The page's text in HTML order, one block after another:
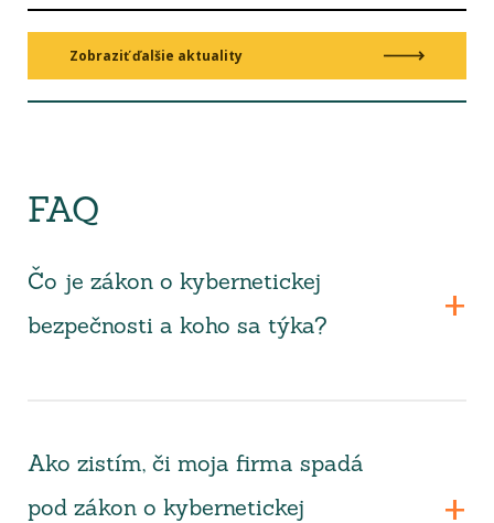
Zobraziť ďalšie aktuality
FAQ
Čo je zákon o kybernetickej
bezpečnosti a koho sa týka?
Ako zistím, či moja firma spadá
pod zákon o kybernetickej